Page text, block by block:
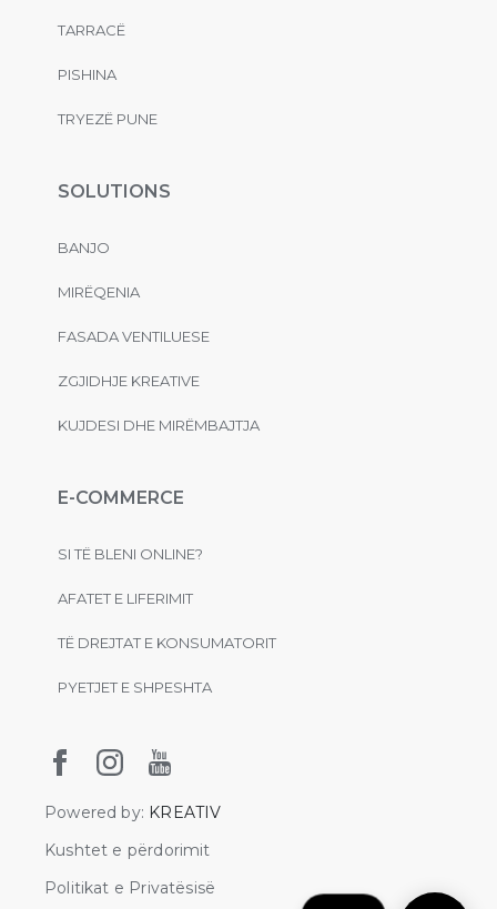
TARRACË
PISHINA
TRYEZË PUNE
SOLUTIONS
BANJO
MIRËQENIA
FASADA VENTILUESE
ZGJIDHJE KREATIVE
KUJDESI DHE MIRËMBAJTJA
E-COMMERCE
SI TË BLENI ONLINE?
AFATET E LIFERIMIT
TË DREJTAT E KONSUMATORIT
PYETJET E SHPESHTA
Powered by: KREATIV
Kushtet e përdorimit
Politikat e Privatësisë